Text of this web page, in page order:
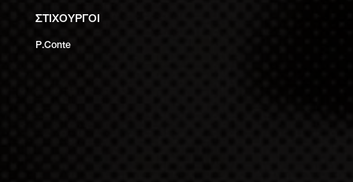
ΣΤΙΧΟΥΡΓΟΙ
P.Conte